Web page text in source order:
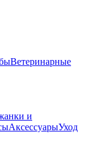
Ветеринарные
и
АксессуарыУход